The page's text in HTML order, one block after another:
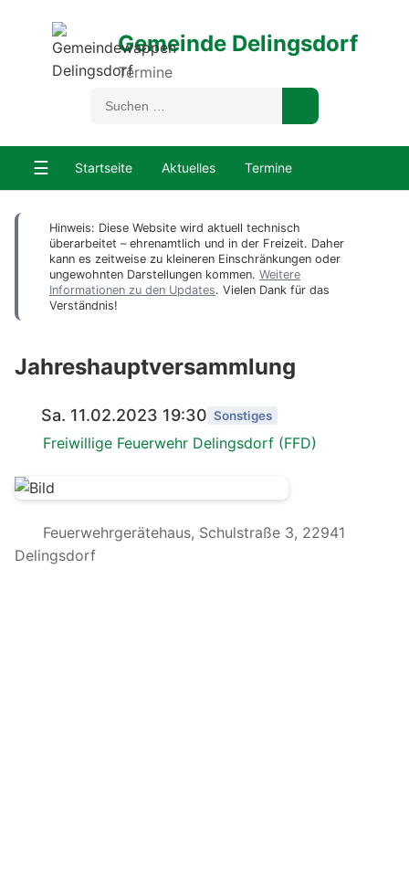
Gemeinde Delingsdorf
Termine
☰ Startseite Aktuelles Termine
Hinweis: Diese Website wird aktuell technisch
überarbeitet – ehrenamtlich und in der Freizeit. Daher
kann es zeitweise zu kleineren Einschränkungen oder
ungewohnten Darstellungen kommen. Weitere
Informationen zu den Updates. Vielen Dank für das
Verständnis!
Jahreshauptversammlung
Sa. 11.02.2023 19:30 Sonstiges
Freiwillige Feuerwehr Delingsdorf (FFD)
Feuerwehrgerätehaus, Schulstraße 3, 22941
Delingsdorf